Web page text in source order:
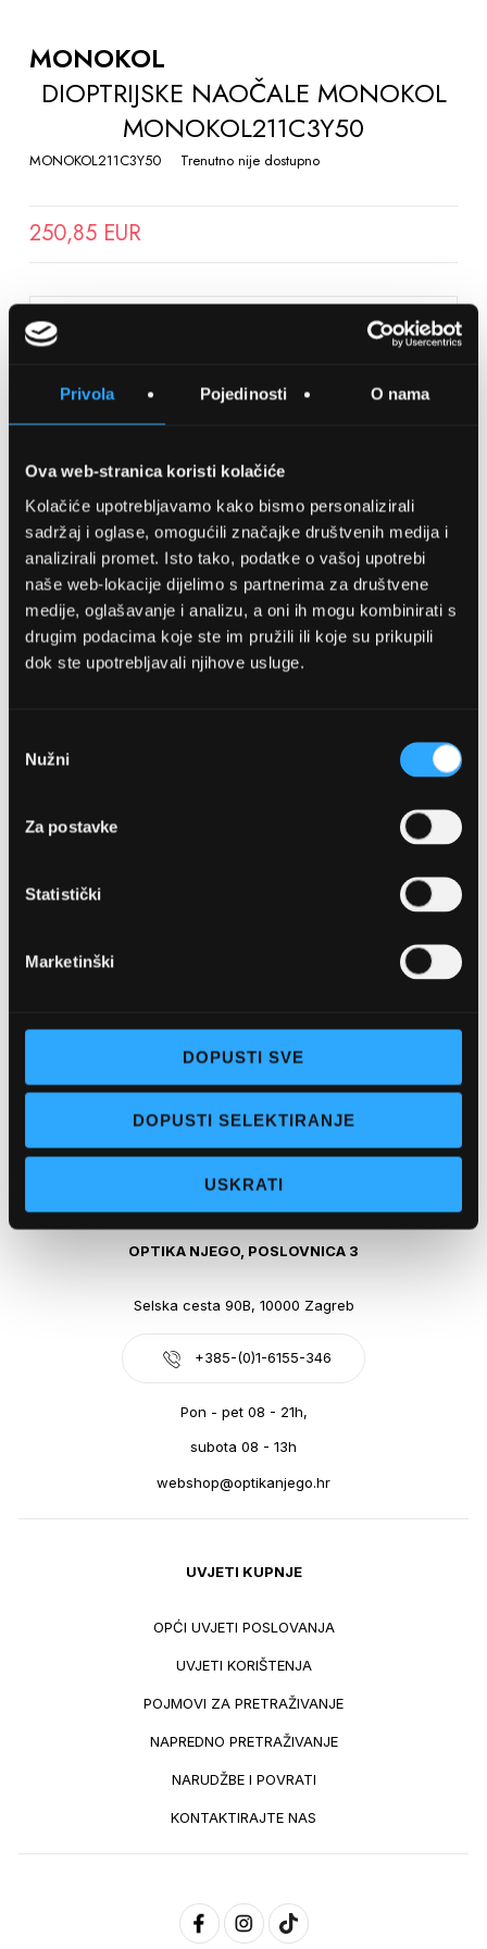
Privola Pojedinosti O nama
Ova web-stranica koristi kolačiće
Kolačiće upotrebljavamo kako bismo personalizirali
sadržaj i oglase, omogućili značajke društvenih medija i
analizirali promet. Isto tako, podatke o vašoj upotrebi
naše web-lokacije dijelimo s partnerima za društvene
medije, oglašavanje i analizu, a oni ih mogu kombinirati s
drugim podacima koje ste im pružili ili koje su prikupili
dok ste upotrebljavali njihove usluge.
pristanka
Nužni
Za postavke
Statistički
Marketinški
DOPUSTI SVE
DOPUSTI SELEKTIRANJE
USKRATI
THE
BEGINNING
OF
GALLERY
MONOKOL
DIOPTRIJSKE NAOČALE MONOKOL
MONOKOL211C3Y50
MONOKOL211C3Y50 Trenutno nije dostupno
250,85 EUR
SPREMITE NA LISTU ŽELJA
Detalji
OPTIKA NJEGO, POSLOVNICA 1
Pon - pet: 07 - 21h,
Sub: 07-21h
webshop@optikanjego.hr
OPTIKA NJEGO, POSLOVNICA 3
Selska cesta 90B, 10000 Zagreb
+385-(0)1-6155-346
Pon - pet 08 - 21h,
subota 08 - 13h
webshop@optikanjego.hr
UVJETI KUPNJE
OPĆI UVJETI POSLOVANJA
UVJETI KORIŠTENJA
POJMOVI ZA PRETRAŽIVANJE
NAPREDNO PRETRAŽIVANJE
NARUDŽBE I POVRATI
KONTAKTIRAJTE NAS